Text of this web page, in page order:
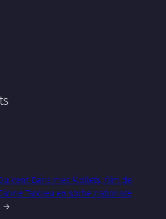
Vent Dans mes Mollets, film de
Tardieu en sortie nationale
→